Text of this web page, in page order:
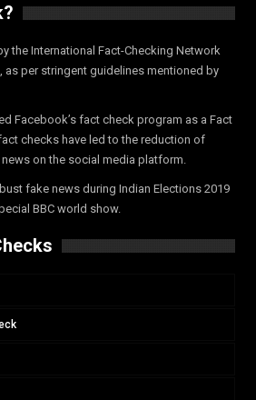
the International Fact-Checking Network
as per stringent guidelines mentioned by
Facebook’s fact check program as a Fact
checks have led to the reduction of
on the social media platform.
fake news during Indian Elections 2019
BBC world show.